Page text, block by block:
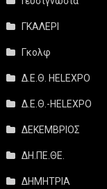
ΓΚΑΛΕΡΙ
Γκολφ
Δ.Ε.Θ. HELEXPO
Δ.Ε.Θ.-HELEXPO
ΔΕΚΕΜΒΡΙΟΣ
ΔΗ.ΠΕ.ΘΕ.
ΔΗΜΗΤΡΙΑ